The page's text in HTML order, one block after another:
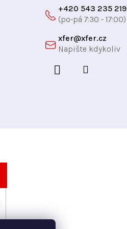
xfer@xfer.cz
+420 543 235 219